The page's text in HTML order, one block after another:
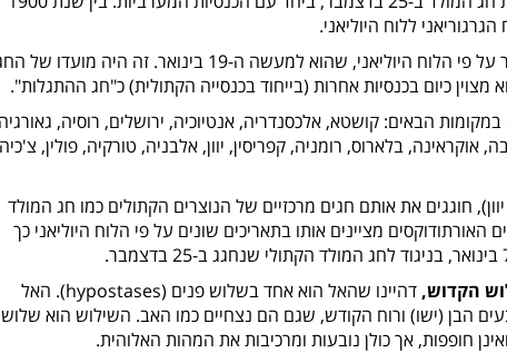
הארמנים חוגגים את חג המולד ב-6 בינואר על פי הלוח היוליאני, שהוא למעשה ה-19 בינואר. זה היה מועדו
במקומות הבאים: קושטא, אלכסנדריה, אנטיוכיה, ירושלים, רוסיה,
אוקראינה, בלארוס, רומניה, קפריסין, יוון, אלבניה, טורקיה, פולין,
חוגגים את אותם חגים מרכזיים של הנוצרים הקתולים כמו חג המולד
מציינים אותו בתאריכים שונים על פי הלוח היוליאני כך
הקדוש, דהיינו שהאל הוא אחד בשלוש פנים (hypostases). האל
הבן (ישו) ורוח הקודש, שגם הם נצחיים כמו האב. השילוש הוא שלוש
חופפות, אך כולן נובעות ומרכיבות את המהות האלוהית.